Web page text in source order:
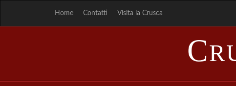
Home Contatti Visita la Crusca
C